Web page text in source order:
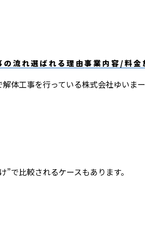
の流れ選ばれる理由事業内容/料金
ません。後悔しない
体工事を行っている株式会社ゆいまー
で比較されるケースもあります。